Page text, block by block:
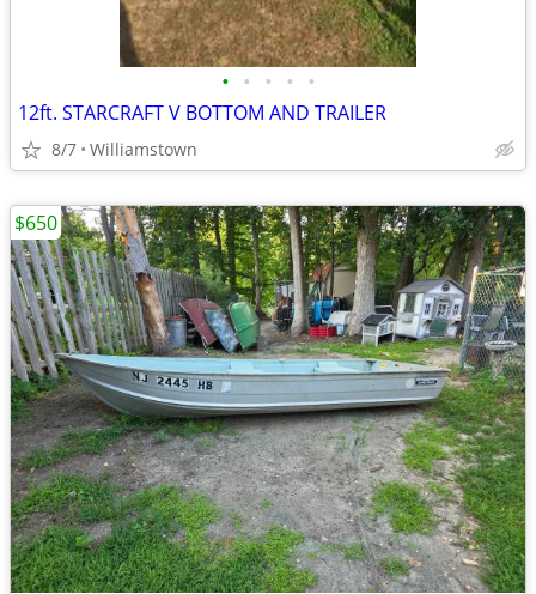
• • • • •
12ft. STARCRAFT V BOTTOM AND TRAILER
8/7 Williamstown
$650